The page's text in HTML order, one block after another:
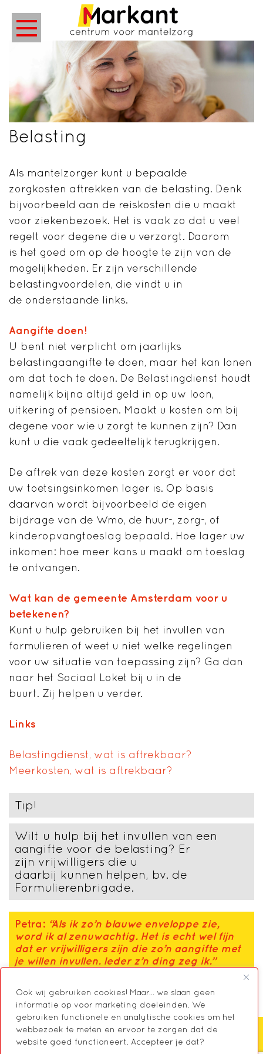
Ook wij gebruiken cookies! Maar... we slaan geen
informatie op voor marketing doeleinden. We
gebruiken functionele en analytische cookies om het
webbezoek te meten en ervoor te zorgen dat de
website goed functioneert. Accepteer je dat?
Belasting
Als mantelzorger kunt u bepaalde
zorgkosten aftrekken van de belasting. Denk
bijvoorbeeld aan de reiskosten die u maakt
voor ziekenbezoek. Het is vaak zo dat u veel
regelt voor degene die u verzorgt. Daarom
is het goed om op de hoogte te zijn van de
mogelijkheden. Er zijn verschillende
belastingvoordelen, die vindt u in
de onderstaande links.
Aangifte doen!
U bent niet verplicht om jaarlijks
belastingaangifte te doen, maar het kan lonen
om dat toch te doen. De Belastingdienst houdt
namelijk bijna altijd geld in op uw loon,
uitkering of pensioen. Maakt u kosten om bij
degene voor wie u zorgt te kunnen zijn? Dan
kunt u die vaak gedeeltelijk terugkrijgen.
De aftrek van deze kosten zorgt er voor dat
uw toetsingsinkomen lager is. Op basis
daarvan wordt bijvoorbeeld de eigen
bijdrage van de Wmo, de huur-, zorg-, of
kinderopvangtoeslag bepaald. Hoe lager uw
inkomen: hoe meer kans u maakt om toeslag
te ontvangen.
Wat kan de gemeente Amsterdam voor u
betekenen?
Kunt u hulp gebruiken bij het invullen van
formulieren of weet u niet welke regelingen
voor uw situatie van toepassing zijn? Ga dan
naar het Sociaal Loket bij u in de
buurt. Zij helpen u verder.
Links
Belastingdienst, wat is aftrekbaar?
Meerkosten, wat is aftrekbaar?
Tip!
Wilt u hulp bij het invullen van een
aangifte voor de belasting? Er
zijn vrijwilligers die u
daarbij kunnen helpen, bv. de
Formulierenbrigade.
Petra: “Als ik zo’n blauwe enveloppe zie,
word ik al zenuwachtig. Het is echt wel fijn
dat er vrijwilligers zijn die zo’n aangifte met
je willen invullen.Ieder z’n ding zeg ik.”